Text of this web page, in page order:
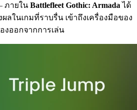
ภายใน Battlefleet Gothic: Armada ได้
ลในเกมที่ราบรื่น เข้าถึงเครื่องมือของ
งออกจากการเล่น